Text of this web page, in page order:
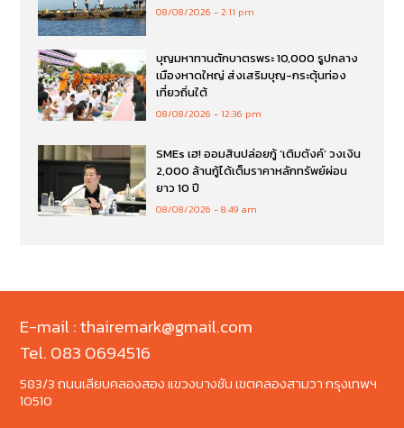
08/08/2026 2:11 pm
บุญมหาทานตักบาตรพระ 10,000 รูปกลาง
เมืองหาดใหญ่ ส่งเสริมบุญ-กระตุ้นท่อง
เที่ยวถิ่นใต้
08/08/2026 12:36 pm
SMEs เฮ! ออมสินปล่อยกู้ ‘เติมตังค์’ วงเงิน
2,000 ล้านกู้ได้เต็มราคาหลักทรัพย์ผ่อน
ยาว 10 ปี
08/08/2026 8:49 am
E-mail : thairemark@gmail.com
Tel. 083 0694516
583/3 ถนนเลียบคลองสอง แขวงบางชัน เขตคลองสามวา กรุงเทพฯ
10510